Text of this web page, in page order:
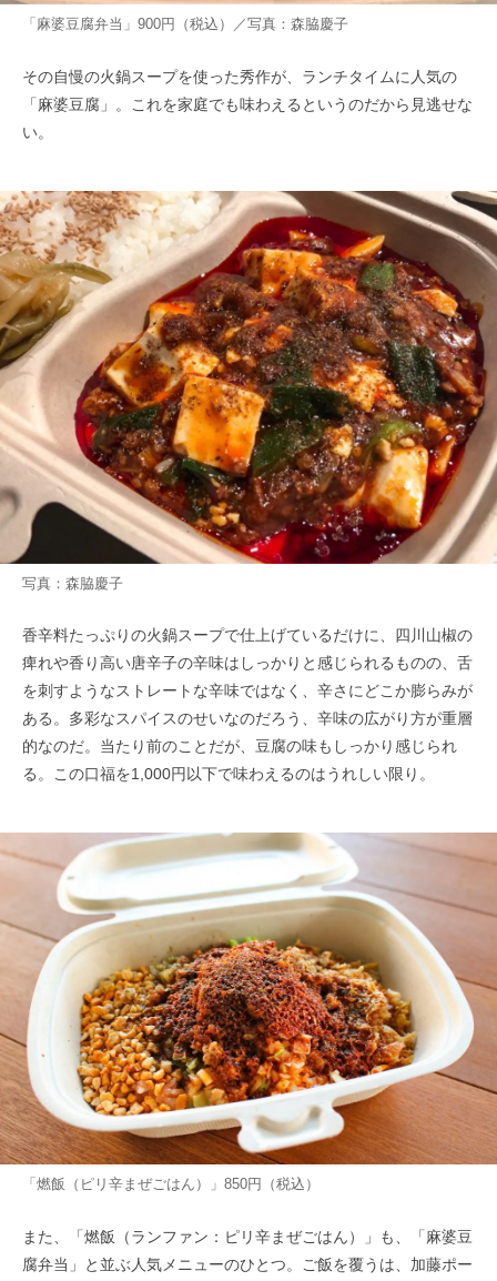
「麻婆豆腐弁当」900円（税込）／写真：森脇慶子
その自慢の火鍋スープを使った秀作が、ランチタイムに人気の
「麻婆豆腐」。これを家庭でも味わえるというのだから見逃せな
い。
写真：森脇慶子
香辛料たっぷりの火鍋スープで仕上げているだけに、四川山椒の
痺れや香り高い唐辛子の辛味はしっかりと感じられるものの、舌
を刺すようなストレートな辛味ではなく、辛さにどこか膨らみが
ある。多彩なスパイスのせいなのだろう、辛味の広がり方が重層
的なのだ。当たり前のことだが、豆腐の味もしっかり感じられ
る。この口福を1,000円以下で味わえるのはうれしい限り。
「燃飯（ピリ辛まぜごはん）」850円（税込）
また、「燃飯（ランファン：ピリ辛まぜごはん）」も、「麻婆豆
腐弁当」と並ぶ人気メニューのひとつ。ご飯を覆うは、加藤ポー